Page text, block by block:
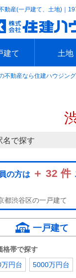
動産(一戸建て、土地)｜
建て
で探す
探す
戸建て
戸建て
新着物件
新着物件
土地
エリア
沿線で探
本日の新
今週の新
不動産なら住建ハウジング
名で探す
の方は ＋ 32 件
都渋谷区の一戸建て
一戸建て
格帯で探す
円台
5000万円台